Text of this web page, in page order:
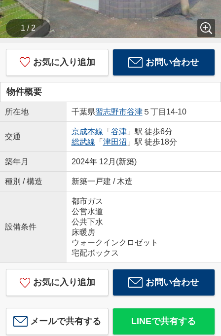
1 / 2
お気に入り追加 お問い合わせ
物件概要
所在地 千葉県習志野市谷津５丁目14-10
交通
京成本線 「 谷津」駅 徒歩6分
総武線 「 津田沼 」駅 徒歩18分
築年月 2024年 12月(新築)
種別 / 構造 新築一戸建 / 木造
設備条件
都市ガス
公営水道
公共下水
床暖房
ウォークインクロゼット
宅配ボックス
お気に入り追加 お問い合わせ
メールで共有する LINEで共有する